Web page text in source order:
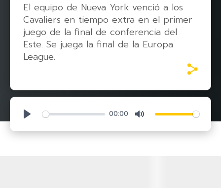
El equipo de Nueva York venció a los
Cavaliers en tiempo extra en el primer
juego de la final de conferencia del
Este. Se juega la final de la Europa
League.
Play 00:00 Mute